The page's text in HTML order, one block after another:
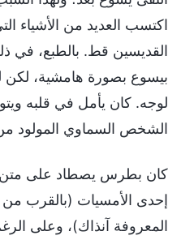
اكتسب العديد من الأشياء
القديسين قط. بالطبع، في
بيسوع بصورة هامشية، لكن
لوجه. كان يأمل في قلبه
الشخص السماوي المولود
كان بطرس يصطاد على متن
إحدى الأمسيات (بالقرب
المعروفة آنذاك)، وعلى